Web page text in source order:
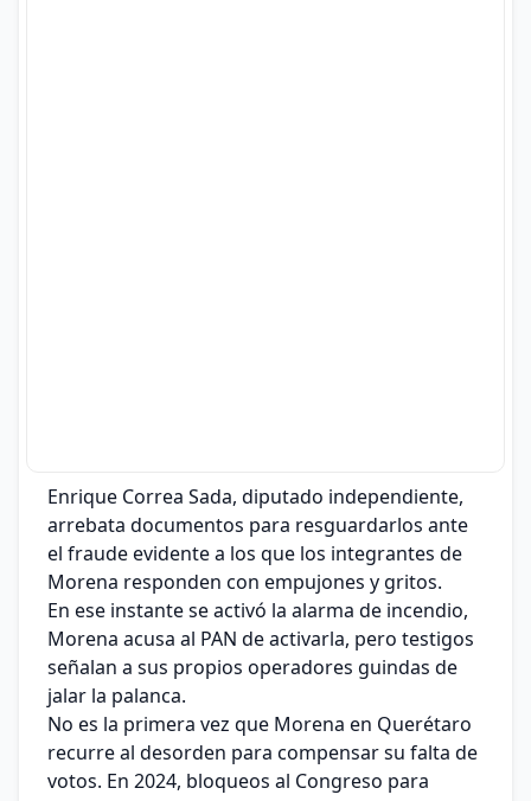
Enrique Correa Sada, diputado independiente,
arrebata documentos para resguardarlos ante
el fraude evidente a los que los integrantes de
Morena responden con empujones y gritos.
En ese instante se activó la alarma de incendio,
Morena acusa al PAN de activarla, pero testigos
señalan a sus propios operadores guindas de
jalar la palanca.
No es la primera vez que Morena en Querétaro
recurre al desorden para compensar su falta de
votos. En 2024, bloqueos al Congreso para